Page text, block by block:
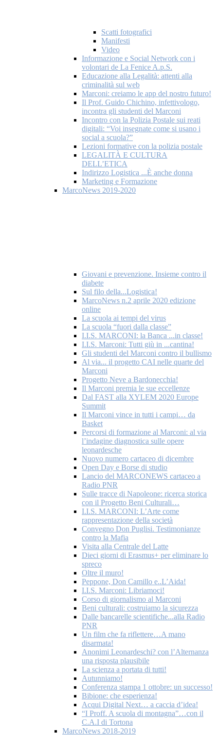
Scatti fotografici
Manifesti
Video
Informazione e Social Network con i
volontari de La Fenice A.p.S.
Educazione alla Legalità: attenti alla
criminalità sul web
Marconi: creiamo le app del nostro futuro!
Il Prof. Guido Chichino, infettivologo,
incontra gli studenti del Marconi
Incontro con la Polizia Postale sui reati
digitali: “Voi insegnate come si usano i
social a scuola?”
Lezioni formative con la polizia postale
LEGALITÀ E CULTURA
DELL’ETICA
Indirizzo Logistica ...È anche donna
Marketing e Formazione
MarcoNews 2019-2020
Giovani e prevenzione. Insieme contro il
diabete
Sul filo della...Logistica!
MarcoNews n.2 aprile 2020 edizione
online
La scuola ai tempi del virus
La scuola “fuori dalla classe”
I.I.S. MARCONI: la Banca ...in classe!
I.I.S. Marconi: Tutti giù in ...cantina!
Gli studenti del Marconi contro il bullismo
Al via... il progetto CAI nelle quarte del
Marconi
Progetto Neve a Bardonecchia!
Il Marconi premia le sue eccellenze
Dal FAST alla XYLEM 2020 Europe
Summit
Il Marconi vince in tutti i campi… da
Basket
Percorsi di formazione al Marconi: al via
l’indagine diagnostica sulle opere
leonardesche
Nuovo numero cartaceo di dicembre
Open Day e Borse di studio
Lancio del MARCONEWS cartaceo a
Radio PNR
Sulle tracce di Napoleone: ricerca storica
con il Progetto Beni Culturali…
I.I.S. MARCONI: L’Arte come
rappresentazione della società
Convegno Don Puglisi. Testimonianze
contro la Mafia
Visita alla Centrale del Latte
Dieci giorni di Erasmus+ per eliminare lo
spreco
Oltre il muro!
Peppone, Don Camillo e..L’Aida!
I.I.S. Marconi: Libriamoci!
Corso di giornalismo al Marconi
Beni culturali: costruiamo la sicurezza
Dalle bancarelle scientifiche...alla Radio
PNR
Un film che fa riflettere…A mano
disarmata!
Anonimi Leonardeschi? con l’Alternanza
una risposta plausibile
La scienza a portata di tutti!
Autunniamo!
Conferenza stampa 1 ottobre: un successo!
Bibione: che esperienza!
Acqui Digital Next… a caccia d’idea!
“I Proff. A scuola di montagna”…con il
C.A.I di Tortona
MarcoNews 2018-2019